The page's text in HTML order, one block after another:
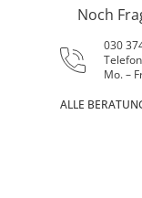
Noch
030
Mo. –
ALLE